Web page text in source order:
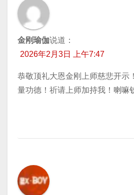
金刚瑜伽说道：
2026年2月3日 上午7:47
恭敬顶礼大恩金刚上师慈悲开示
量功德！祈请上师加持我！喇嘛